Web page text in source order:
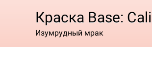
Краска Base:
Изумрудный мрак